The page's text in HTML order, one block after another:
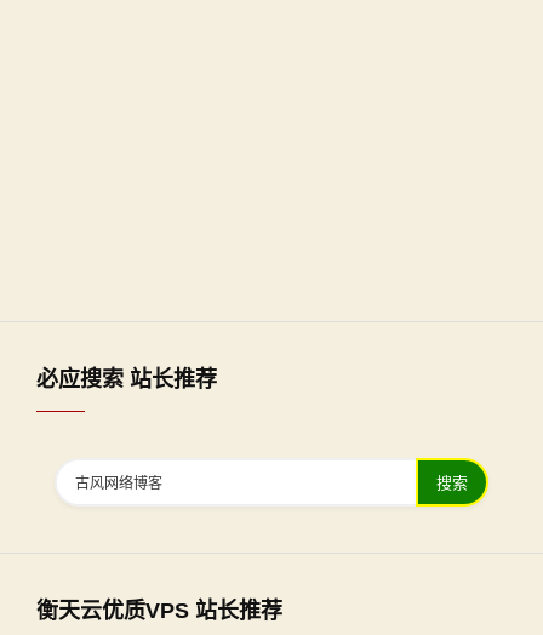
必应搜索 站长推荐
搜索
衡天云优质VPS 站长推荐